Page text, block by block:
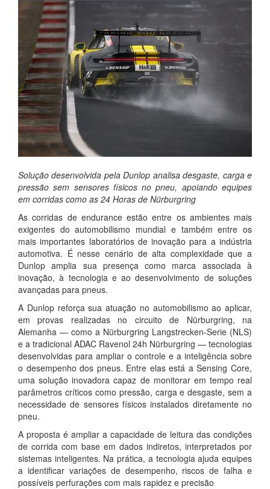
Solução desenvolvida pela Dunlop analisa desgaste, carga e
pressão sem sensores físicos no pneu, apoiando equipes
em corridas como as 24 Horas de Nürburgring
As corridas de endurance estão entre os ambientes mais
exigentes do automobilismo mundial e também entre os
mais importantes laboratórios de inovação para a indústria
automotiva. É nesse cenário de alta complexidade que a
Dunlop amplia sua presença como marca associada à
inovação, à tecnologia e ao desenvolvimento de soluções
avançadas para pneus.
A Dunlop reforça sua atuação no automobilismo ao aplicar,
em provas realizadas no circuito de Nürburgring, na
Alemanha — como a Nürburgring Langstrecken-Serie (NLS)
e a tradicional ADAC Ravenol 24h Nürburgring — tecnologias
desenvolvidas para ampliar o controle e a inteligência sobre
o desempenho dos pneus. Entre elas está a Sensing Core,
uma solução inovadora capaz de monitorar em tempo real
parâmetros críticos como pressão, carga e desgaste, sem a
necessidade de sensores físicos instalados diretamente no
pneu.
A proposta é ampliar a capacidade de leitura das condições
de corrida com base em dados indiretos, interpretados por
sistemas inteligentes. Na prática, a tecnologia ajuda equipes
a identificar variações de desempenho, riscos de falha e
possíveis perfurações com mais rapidez e precisão